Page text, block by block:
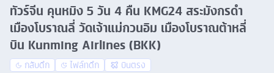
ทัวร์จีน คุนหมิง 5 วัน 4 คืน KMG24 สระมังกรดำ
เมืองโบราณลี่ วัดเจ้าแม่กวนอิม เมืองโบราณต้าหลี่
บิน Kunming Airlines (BKK)
กลับดึก ไฟล์ทดึก บินตรง